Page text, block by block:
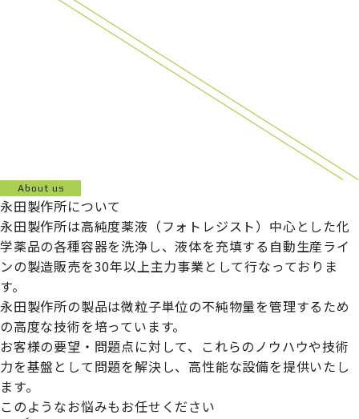
About us
永田製作所について
永田製作所は高純度薬液（フォトレジスト）中心とした化
学薬品の各種容器を洗浄し、液体を充填する自動生産ライ
ンの製造販売を30年以上主力事業として行なっておりま
す。
永田製作所の製品は微粒子単位の不純物量を管理するため
の高度な技術を培っています。
お客様の要望・問題点に対して、これらのノウハウや技術
力を基盤として問題を解決し、高性能な設備を提供いたし
ます。
このようなお悩みもお任せください